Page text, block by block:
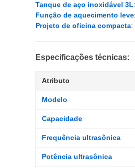
Tanque de aço inoxidável 3L
Função de aquecimento leve
Projeto de oficina compacta:
Especificações técnicas:
Atributo
Modelo
Capacidade
Frequência ultrasônica
Potência ultrasônica